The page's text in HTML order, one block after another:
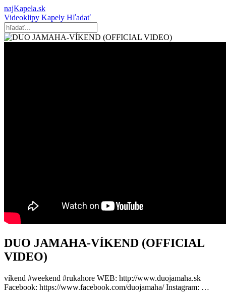
najKapela.sk
Videoklipy Kapely Hľadať
DUO JAMAHA-VÍKEND (OFFICIAL
VIDEO)
víkend #weekend #rukahore WEB: http://www.duojamaha.sk
Facebook: https://www.facebook.com/duojamaha/ Instagram: …